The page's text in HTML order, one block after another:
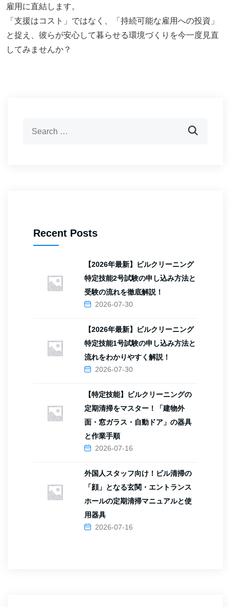
雇用に直結します。
「支援はコスト」ではなく、「持続可能な雇用への投資」
と捉え、彼らが安心して暮らせる環境づくりを今一度見直
してみませんか？
Recent Posts
【2026年最新】ビルクリーニング
特定技能2号試験の申し込み方法と
受験の流れを徹底解説！
2026-07-30
【2026年最新】ビルクリーニング
特定技能1号試験の申し込み方法と
流れをわかりやすく解説！
2026-07-30
【特定技能】ビルクリーニングの
定期清掃をマスター！「建物外
面・窓ガラス・自動ドア」の器具
と作業手順
2026-07-16
外国人スタッフ向け！ビル清掃の
「顔」となる玄関・エントランス
ホールの定期清掃マニュアルと使
用器具
2026-07-16